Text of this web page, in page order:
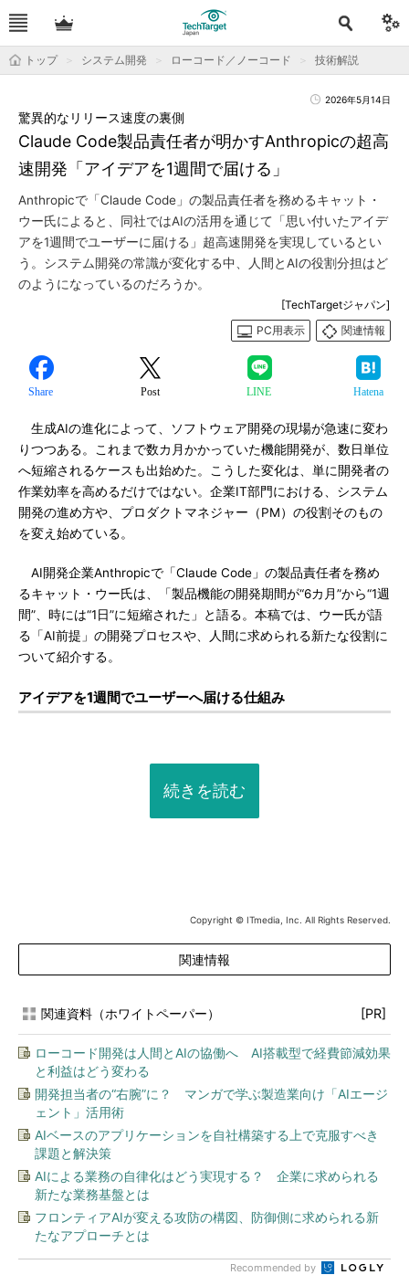
トップ システム開発 ローコード／ノーコード 技術解説
2026年5月14日
Claude Code製品責任者が明かすAnthropicの超高
速開発「アイデアを1週間で届ける」
驚異的なリリース速度の裏側
Anthropicで「Claude Code」の製品責任者を務めるキャット・
ウー氏によると、同社ではAIの活用を通じて「思い付いたアイデ
アを1週間でユーザーに届ける」超高速開発を実現しているとい
う。システム開発の常識が変化する中、人間とAIの役割分担はど
のようになっているのだろうか。
[TechTargetジャパン]
PC用表示
関連情報
Share Post LINE Hatena
生成AIの進化によって、ソフトウェア開発の現場が急速に変わ
りつつある。これまで数カ月かかっていた機能開発が、数日単位
へ短縮されるケースも出始めた。こうした変化は、単に開発者の
作業効率を高めるだけではない。企業IT部門における、システム
開発の進め方や、プロダクトマネジャー（PM）の役割そのもの
を変え始めている。
AI開発企業Anthropicで「Claude Code」の製品責任者を務め
るキャット・ウー氏は、「製品機能の開発期間が“6カ月”から“1週
間”、時には“1日”に短縮された」と語る。本稿では、ウー氏が語
る「AI前提」の開発プロセスや、人間に求められる新たな役割に
ついて紹介する。
アイデアを1週間でユーザーへ届ける仕組み
続きを読む
Copyright © ITmedia, Inc. All Rights Reserved.
関連情報
関連資料（ホワイトペーパー） [PR]
ローコード開発は人間とAIの協働へ AI搭載型で経費節減効果
と利益はどう変わる
開発担当者の“右腕”に？ マンガで学ぶ製造業向け「AIエージ
ェント」活用術
AIベースのアプリケーションを自社構築する上で克服すべき
課題と解決策
AIによる業務の自律化はどう実現する？ 企業に求められる
新たな業務基盤とは
フロンティアAIが変える攻防の構図、防御側に求められる新
たなアプローチとは
Recommended by